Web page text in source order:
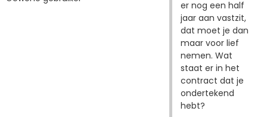
er nog een half
jaar aan vastzit,
dat moet je dan
maar voor lief
nemen. Wat
staat er in het
contract dat je
ondertekend
hebt?